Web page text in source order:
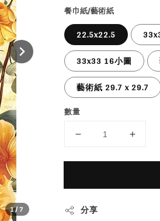
1/7
餐巾紙/藝術紙
22.5x22.5
33x33 16小圖
藝術紙 29.7 x 29.7
數量
分享